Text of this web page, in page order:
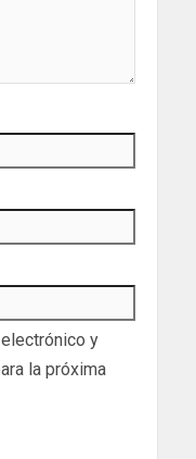
y
la próxima